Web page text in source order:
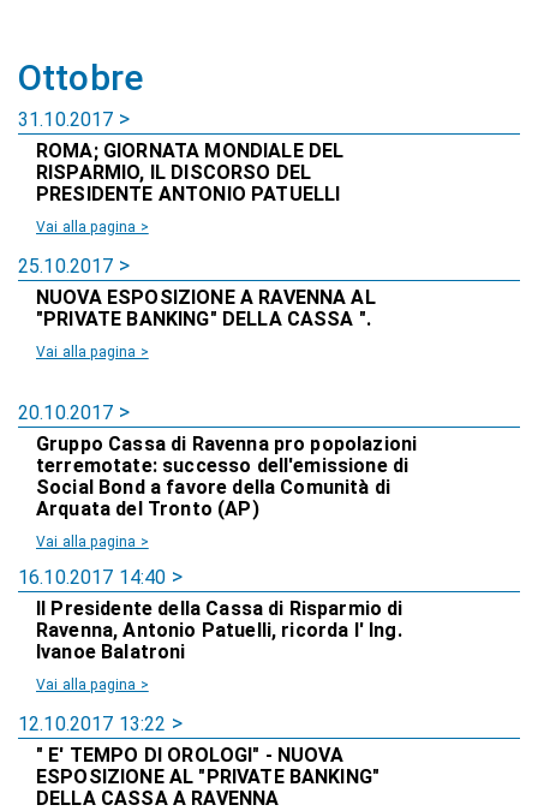
Ottobre
31.10.2017
ROMA; GIORNATA MONDIALE DEL
RISPARMIO, IL DISCORSO DEL
PRESIDENTE ANTONIO PATUELLI
Vai alla pagina >
25.10.2017
NUOVA ESPOSIZIONE A RAVENNA AL
"PRIVATE BANKING" DELLA CASSA ".
Vai alla pagina >
20.10.2017
Gruppo Cassa di Ravenna pro popolazioni
terremotate: successo dell'emissione di
Social Bond a favore della Comunità di
Arquata del Tronto (AP)
Vai alla pagina >
16.10.2017 14:40
Il Presidente della Cassa di Risparmio di
Ravenna, Antonio Patuelli, ricorda l' Ing.
Ivanoe Balatroni
Vai alla pagina >
12.10.2017 13:22
" E' TEMPO DI OROLOGI" - NUOVA
ESPOSIZIONE AL "PRIVATE BANKING"
DELLA CASSA A RAVENNA